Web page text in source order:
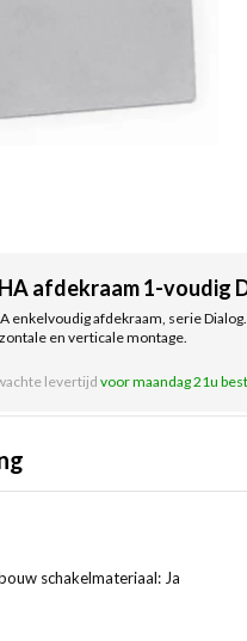
afdekraam 1-voudig
enkelvoudig afdekraam, serie
en verticale montage.
levertijdvoor maandag 21u
schakelmateriaal: Ja